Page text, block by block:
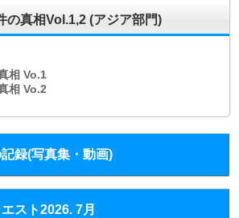
の真相Vol.1,2 (アジア部門)
相Vo.1
相Vo.2
録(写真集・動画)
スト2026. 7月